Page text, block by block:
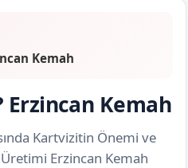
Kemah
Kemah
Kartvizitin Önemi ve
Erzincan Kemah